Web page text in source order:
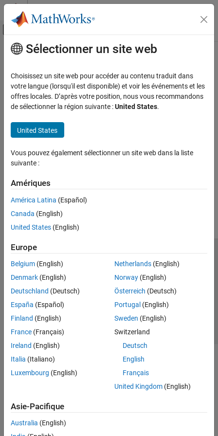
Passer au contenu
Activer/désactiver l'affichage du menu
Accueil de la documentation
Contenu principal
How useful was this information?
Sélectionner un site web
Choisissez un site web pour accéder au contenu traduit dans
votre langue (lorsqu'il est disponible) et voir les événements et les
offres locales. D’après votre position, nous vous recommandons
de sélectionner la région suivante :United States.
United States
Vous pouvez également sélectionner un site web dans la liste
suivante :
Amériques
América Latina (Español)
Canada (English)
United States (English)
Europe
Belgium (English)
Denmark (English)
Deutschland (Deutsch)
España (Español)
Finland (English)
France (Français)
Ireland (English)
Italia (Italiano)
Luxembourg (English)
Netherlands(English)
Norway(English)
Österreich (Deutsch)
Portugal (English)
Sweden (English)
Switzerland
Deutsch
English
Français
United Kingdom(English)
Asie-Pacifique
Australia (English)
Lutte anti-piratage
Contacts locaux
© 1994-2026 The MathWorks, Inc.